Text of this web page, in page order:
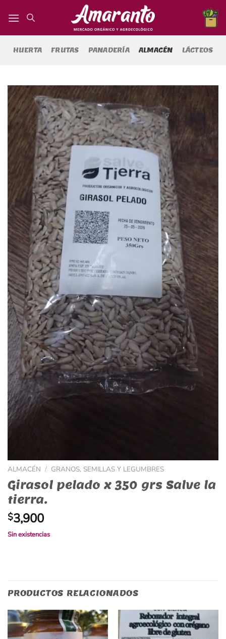
HUERTA FRUTAS PANADERÍA ALMACÉN LÁCTEOS
ALMACÉN / GRANOS, SEMILLAS Y LEGUMBRES
Girasol pelado x 350 grs Salve la
tierra.
$3,900
Sin existencias
PRODUCTOS RELACIONADOS